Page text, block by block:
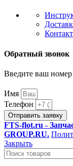
Обратный звонок
Введите ваш
Имя
Телефон
Отправить заявку
FTS-flot.ru -
GROUP.RU.
Закрыть